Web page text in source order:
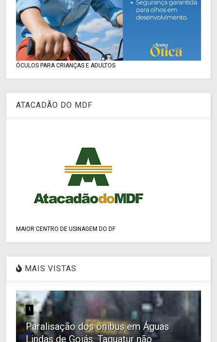
ÓCULOS PARA CRIANÇAS E ADULTOS
ATACADÃO DO MDF
MAIOR CENTRO DE USINAGEM DO DF
MAIS VISTAS
1
Paralisação dos ônibus em Águas
Lindas de Goiás. Taguatur não